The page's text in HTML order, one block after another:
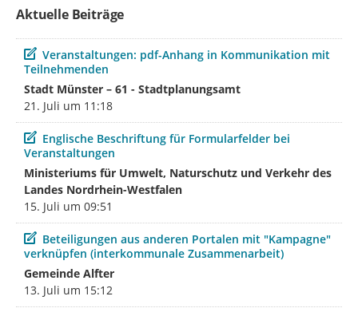
Aktuelle Beiträge
Beitrag
Veranstaltungen: pdf-Anhang in Kommunikation mit
Teilnehmenden
Stadt Münster – 61 - Stadtplanungsamt
21. Juli um 11:18
Beitrag
Englische Beschriftung für Formularfelder bei
Veranstaltungen
Ministeriums für Umwelt, Naturschutz und Verkehr des
Landes Nordrhein-Westfalen
15. Juli um 09:51
Beitrag
Beteiligungen aus anderen Portalen mit "Kampagne"
verknüpfen (interkommunale Zusammenarbeit)
Gemeinde Alfter
13. Juli um 15:12